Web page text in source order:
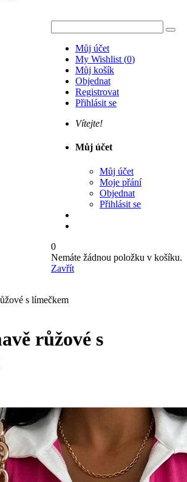
Můj účet
My Wishlist (0)
Můj košík
Objednat
Registrovat
Přihlásit se
Vítejte!
Můj účet
Můj účet
Moje přání
Objednat
Přihlásit se
0
Nemáte žádnou položku v košíku.
Zavřít
s límečkem
růžové s